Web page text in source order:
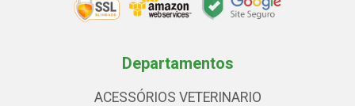
Departamentos
ACESSÓRIOS VETERINARIO